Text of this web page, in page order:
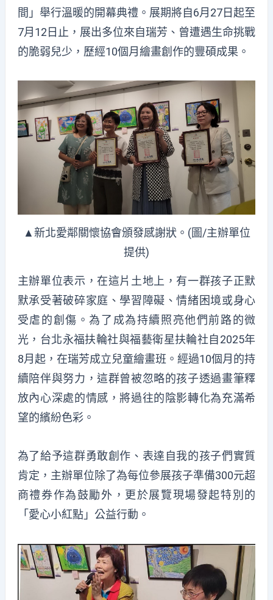
間」舉行溫暖的開幕典禮。展期將自6月27日起至
7月12日止，展出多位來自瑞芳、曾遭遇生命挑戰
的脆弱兒少，歷經10個月繪畫創作的豐碩成果。
▲新北愛鄰關懷協會頒發感謝狀。(圖/主辦單位
提供)
主辦單位表示，在這片土地上，有一群孩子正默
默承受著破碎家庭、學習障礙、情緒困境或身心
受虐的創傷。為了成為持續照亮他們前路的微
光，台北永福扶輪社與福藝衛星扶輪社自2025年
8月起，在瑞芳成立兒童繪畫班。經過10個月的持
續陪伴與努力，這群曾被忽略的孩子透過畫筆釋
放內心深處的情感，將過往的陰影轉化為充滿希
望的繽紛色彩。
為了給予這群勇敢創作、表達自我的孩子們實質
肯定，主辦單位除了為每位參展孩子準備300元超
商禮券作為鼓勵外，更於展覽現場發起特別的
「愛心小紅點」公益行動。